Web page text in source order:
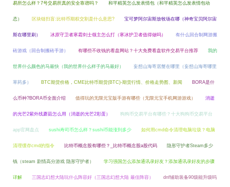
易所怎么样？7号交易所真的安全靠谱吗？ 和平精英怎么发表情包（和平精英怎么发表情包动
态） 区块链扫盲:比特币期权交割是什么意思? 宝可梦阿尔宙斯放牧场在哪（神奇宝贝阿尔宙
斯在哪里刷） 冰原守卫者寒霜剑士领主怎么打（寒冰护卫者值得做吗） 有什么回合制网游搬
砖游戏（回合制搬砖手游） 有哪些不收钱的看盘网站？十大免费看盘软件交易平台推荐 我的
世界什么颜色的马最快（我的世界什么样子的马最好） 妄想山海寄居蟹在哪里（妄想山海寄哪里
草药多） BTC期货价格，CME比特币期货(BTC)-期货行情、价格走势图、新闻 BORA是什
么币种?BORA币全面介绍 值得玩的无限元宝版手游有哪些（无限元宝手机网游游戏） 消逝
的光芒2紫外线蘑菇怎么用（消逝的光芒2彩蛋） 狗狗币交易平台有哪些？十大狗狗币交易平台
app官网盘点 sushi寿司币怎么样？sushi币能涨到多少 如何用cmd命令清理电脑垃圾？电脑
清理缓存cmd的指令 比特币概念股有哪些？_比特币概念股a股代码 隐形守护者Steam多少
钱（steam 剧情高分游戏 隐形守护者） 学习强国怎么添加通讯录好友？添加通讯录好友的步骤
详解 三国志幻想大陆玩什么阵容好（三国志幻想大陆 最佳阵容） dnf辅助装备90级能升级吗